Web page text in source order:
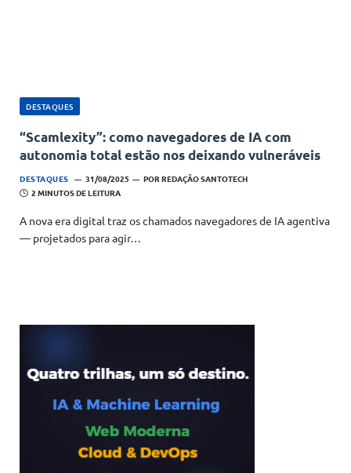
DESTAQUES
“Scamlexity”: como navegadores de IA com
autonomia total estão nos deixando vulneráveis
DESTAQUES 31/08/2025 POR REDAÇÃO SANTOTECH
2 MINUTOS DE LEITURA
A nova era digital traz os chamados navegadores de IA agentiva
— projetados para agir…